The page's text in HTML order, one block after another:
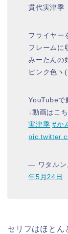
貫代実津季
フライヤー
フレームに
みーたんの
ピンク色
YouTubeで
↓動画はこ
実津季 #か
— ワタルン
年5月24日
セリフはほとん